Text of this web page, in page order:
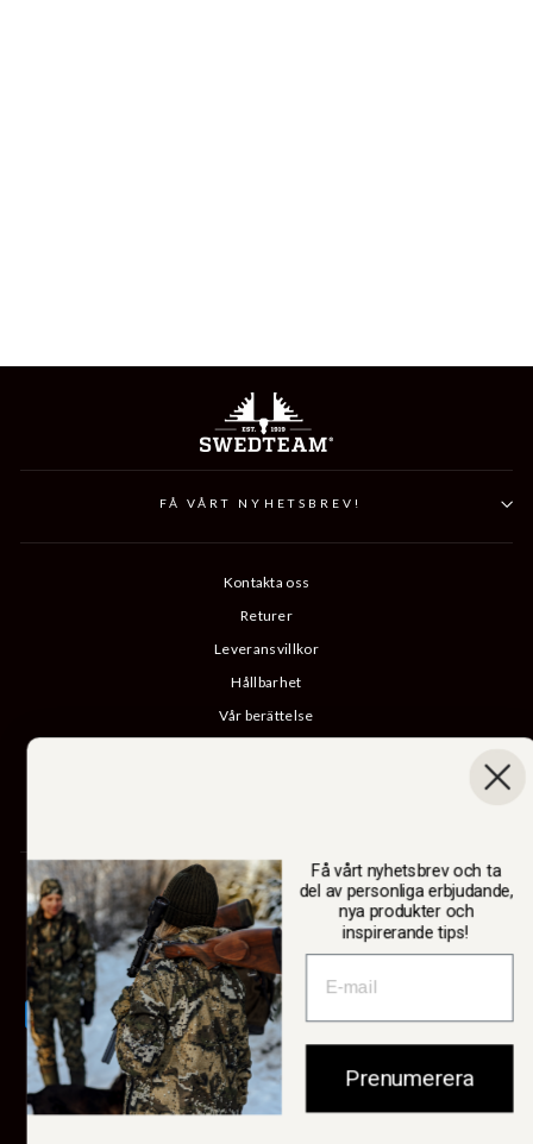
FÅ VÅRT NYHETSBREV!
Kontakta oss
Returer
Leveransvillkor
Hållbarhet
Vår berättelse
SWEDTEAM AB
ValutaSverige (SEK kr)
© 2026 Swedteam
Få vårt nyhetsbrev och ta
del av personliga erbjudande,
nya produkter och
inspirerande tips!
Prenumerera